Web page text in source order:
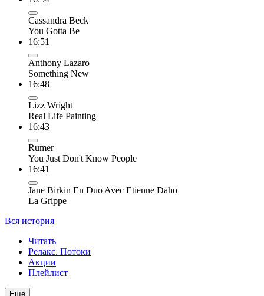
Cassandra Beck
You Gotta Be
16:51
Anthony Lazaro
Something New
16:48
Lizz Wright
Real Life Painting
16:43
Rumer
You Just Don't Know People
16:41
Jane Birkin En Duo Avec Etienne Daho
La Grippe
Вся история
Читать
Релакс. Потоки
Акции
Плейлист
Еще